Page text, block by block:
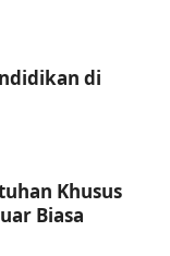
di
Khusus
Biasa